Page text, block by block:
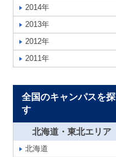
2014年
2013年
2012年
2011年
全国のキャンパスを探
す
北海道・東北エリア
北海道